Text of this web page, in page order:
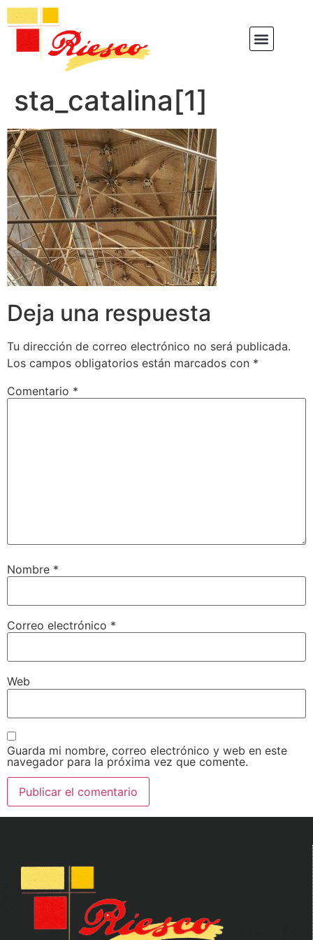
sta_catalina[1]
Deja una respuesta
Tu dirección de correo electrónico no será publicada.
Los campos obligatorios están marcados con *
Comentario *
Nombre *
Correo electrónico *
Web
Guarda mi nombre, correo electrónico y web en este
navegador para la próxima vez que comente.